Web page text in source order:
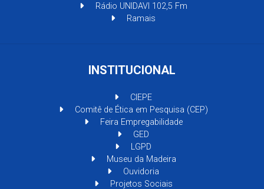
Rádio UNIDAVI 102,5 Fm
Ramais
INSTITUCIONAL
CIEPE
Comitê de Ética em Pesquisa (CEP)
Feira Empregabilidade
GED
LGPD
Museu da Madeira
Ouvidoria
Projetos Sociais